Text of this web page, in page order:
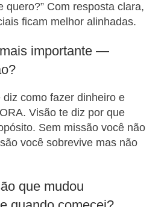
quero?” Com resposta clara,
ficam melhor alinhadas.
importante —
como fazer dinheiro e
Visão te diz por que
Sem missão você não
você sobrevive mas não
que mudou